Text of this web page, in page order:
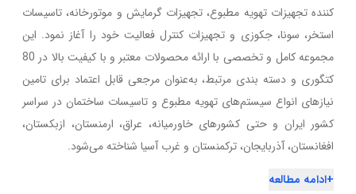
کننده تجهیزات تهویه مطبوع، تجهیزات گرمایش و موتورخانه، تاسیسات
استخر، سونا، جکوزی و تجهیزات کنترل فعالیت خود را آغاز نمود. این
مجموعه کامل و تخصصی با ارائه محصولات معتبر و با کیفیت بالا در 80
کتگوری و دسته بندی مرتبط، به‌عنوان مرجعی قابل اعتماد برای تامین
نیازهای انواع سیستم‌های تهویه مطبوع و تاسیسات ساختمان در سراسر
کشور ایران و حتی کشورهای خاورمیانه، عراق، ارمنستان، ازبکستان،
افغانستان، آذربایجان، ترکمنستان و غرب آسیا شناخته می‌شود.
+ادامه مطالعه